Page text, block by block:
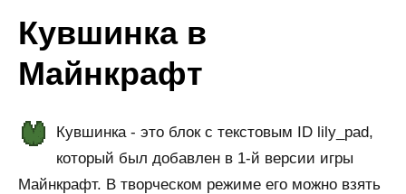
Кувшинка в
Майнкрафт
Кувшинка - это блок с текстовым ID lily_pad,
который был добавлен в 1-й версии игры
Майнкрафт. В творческом режиме его можно взять